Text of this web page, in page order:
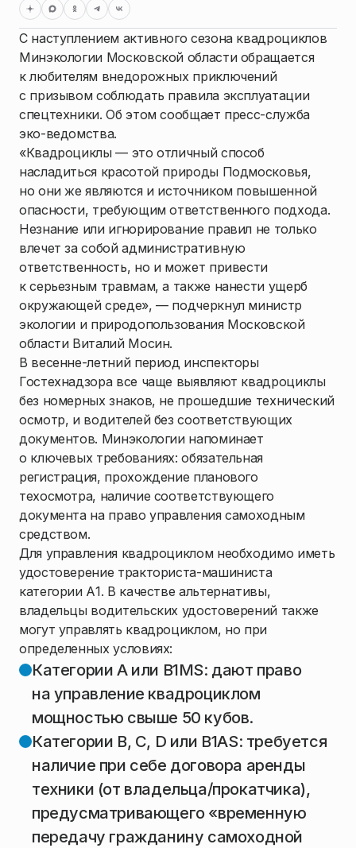
С наступлением активного сезона квадроциклов
Минэкологии Московской области обращается
к любителям внедорожных приключений
с призывом соблюдать правила эксплуатации
спецтехники. Об этом сообщает пресс-служба
эко-ведомства.
«Квадроциклы — это отличный способ
насладиться красотой природы Подмосковья,
но они же являются и источником повышенной
опасности, требующим ответственного подхода.
Незнание или игнорирование правил не только
влечет за собой административную
ответственность, но и может привести
к серьезным травмам, а также нанести ущерб
окружающей среде», — подчеркнул министр
экологии и природопользования Московской
области Виталий Мосин.
В весенне-летний период инспекторы
Гостехнадзора все чаще выявляют квадроциклы
без номерных знаков, не прошедшие технический
осмотр, и водителей без соответствующих
документов. Минэкологии напоминает
о ключевых требованиях: обязательная
регистрация, прохождение планового
техосмотра, наличие соответствующего
документа на право управления самоходным
средством.
Для управления квадроциклом необходимо иметь
удостоверение тракториста-машиниста
категории А1. В качестве альтернативы,
владельцы водительских удостоверений также
могут управлять квадроциклом, но при
определенных условиях:
Категории А или B1MS: дают право
на управление квадроциклом
мощностью свыше 50 кубов.
Категории B, С, D или B1AS: требуется
наличие при себе договора аренды
техники (от владельца/прокатчика),
предусматривающего «временную
передачу гражданину самоходной